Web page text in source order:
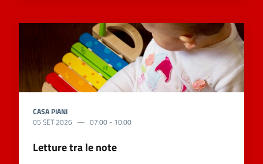
CASA PIANI
05 SET 2026
07:00 - 10:00
Letture tra le note